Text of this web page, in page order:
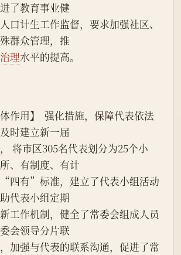
了教育事业健
口计生工作监督，要求加强社区、
群众管理，推
理水平的提高。
体作用】  强化措施，保障代表依法
时建立新一届
将市区305名代表划分为25个小
、有制度、有计
四有”标准，建立了代表小组活动
代表小组定期
工作机制，健全了常委会组成人员
会领导分片联
加强与代表的联系沟通，促进了常